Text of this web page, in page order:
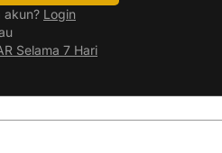
akun? Login
Selama 7 Hari